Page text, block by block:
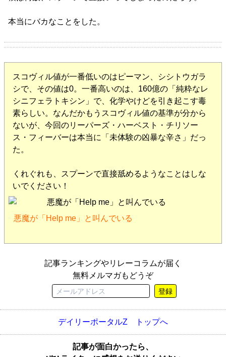
本当にバカなことをした。
スコヴィル値が一番低いのはピーマン、シシトウガラ
シで、その値は0。一番高いのは、160億の「純粋なレ
シニフェラトキシン」で、化学やけどを引き起こす毒
素らしい。なんだかもうスコヴィル値の基準が分から
ないが、今回のリーパーズ・ハーベスト・チリソー
ス・フィーバーは本当に「未体験の凶暴な辛さ」だっ
た。
くれぐれも、スプーンで直接舐めるようなことはしな
いでください！
悪魔が「Help me」と叫んでいる
記事ランキングやリレーコラムが届く
無料メルマガもどうぞ
登録
デイリーポータルZ トップへ
記事が面白かったら、